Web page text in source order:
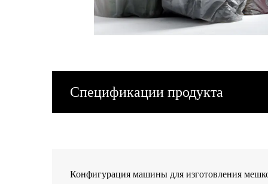
Спецификации продукта
Конфигурация машины для изготовления